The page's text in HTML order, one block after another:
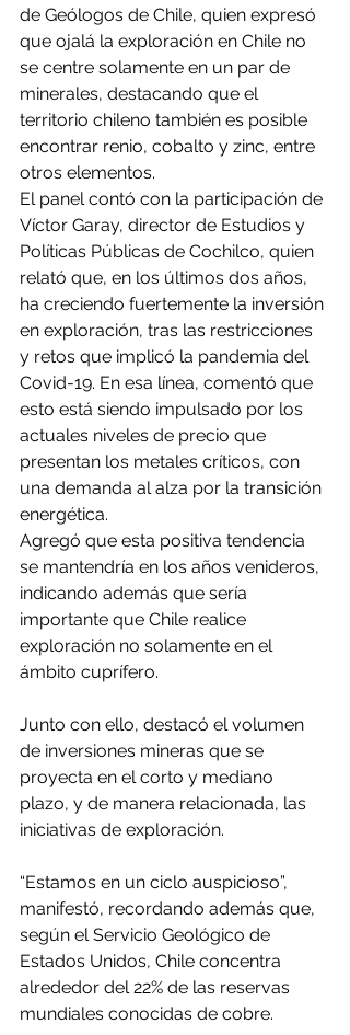
de Geólogos de Chile, quien expresó
que ojalá la exploración en Chile no
se centre solamente en un par de
minerales, destacando que el
territorio chileno también es posible
encontrar renio, cobalto y zinc, entre
otros elementos.
El panel contó con la participación de
Víctor Garay, director de Estudios y
Políticas Públicas de Cochilco, quien
relató que, en los últimos dos años,
ha creciendo fuertemente la inversión
en exploración, tras las restricciones
y retos que implicó la pandemia del
Covid-19. En esa línea, comentó que
esto está siendo impulsado por los
actuales niveles de precio que
presentan los metales críticos, con
una demanda al alza por la transición
energética.
Agregó que esta positiva tendencia
se mantendría en los años venideros,
indicando además que sería
importante que Chile realice
exploración no solamente en el
ámbito cuprífero.
Junto con ello, destacó el volumen
de inversiones mineras que se
proyecta en el corto y mediano
plazo, y de manera relacionada, las
iniciativas de exploración.
“Estamos en un ciclo auspicioso”,
manifestó, recordando además que,
según el Servicio Geológico de
Estados Unidos, Chile concentra
alrededor del 22% de las reservas
mundiales conocidas de cobre.